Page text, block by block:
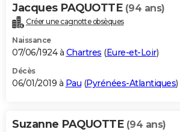
Jacques PAQUOTTE (94 ans)
Créer une cagnotte obsèques
Naissance
07/06/1924 à Chartres (Eure-et-Loir)
Décès
06/01/2019 à Pau (Pyrénées-Atlantiques)
Suzanne PAQUOTTE (94 ans)